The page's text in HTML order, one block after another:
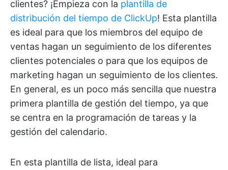
clientes? ¡Empieza con la plantilla de
distribución del tiempo de ClickUp! Esta plantilla
es ideal para que los miembros del equipo de
ventas hagan un seguimiento de los diferentes
clientes potenciales o para que los equipos de
marketing hagan un seguimiento de los clientes.
En general, es un poco más sencilla que nuestra
primera plantilla de gestión del tiempo, ya que
se centra en la programación de tareas y la
gestión del calendario.
En esta plantilla de lista, ideal para